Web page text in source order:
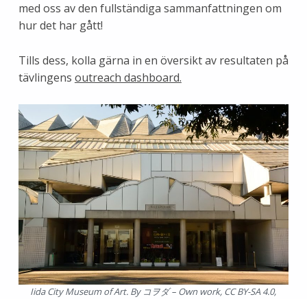
med oss av den fullständiga sammanfattningen om
hur det har gått!
Tills dess, kolla gärna in en översikt av resultaten på
tävlingens outreach dashboard.
Iida City Museum of Art. By コヲダ – Own work, CC BY-SA 4.0,